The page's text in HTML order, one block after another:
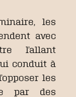
les
avec
l’allant
conduit à
les
par des